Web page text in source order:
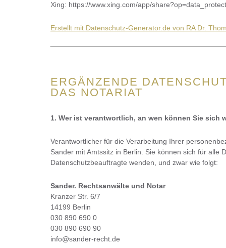
Xing: https://www.xing.com/app/
Erstellt mit Datenschutz-Generator.de von RA Dr.
ERGÄNZENDE
DAS NOTARIAT
1. Wer ist verantwortlich, an wen können Sie sich
Verantwortlicher für die Verarbeitung Ihrer
Sander mit Amtssitz in Berlin. Sie können sich für alle
Datenschutzbeauftragte wenden, und zwar wie folgt:
Sander. Rechtsanwälte und Notar
Kranzer Str. 6/7
14199 Berlin
030 890 690 0
030 890 690 90
info@sander-recht.de